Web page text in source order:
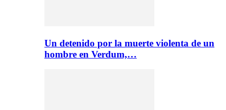
Un detenido por la muerte violenta de un
hombre en Verdum,…